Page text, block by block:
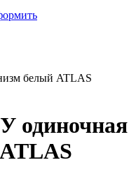
белый ATLAS
одиночная